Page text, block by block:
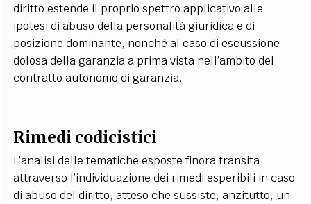
diritto estende il proprio spettro applicativo alle
ipotesi di abuso della personalità giuridica e di
posizione dominante, nonché al caso di escussione
dolosa della garanzia a prima vista nell’ambito del
contratto autonomo di garanzia.
Rimedi codicistici
L’analisi delle tematiche esposte finora transita
attraverso l’individuazione dei rimedi esperibili in caso
di abuso del diritto, atteso che sussiste, anzitutto, un